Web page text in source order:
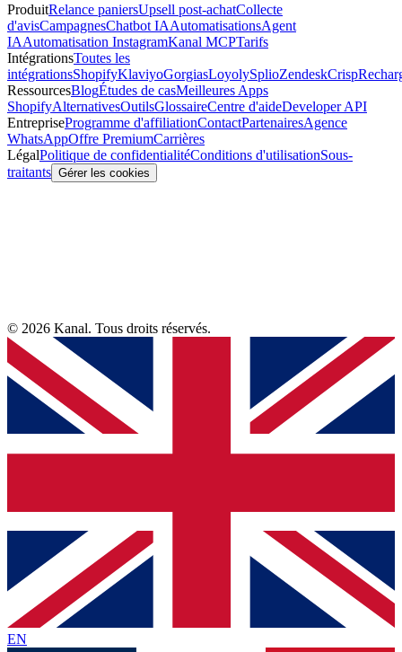
ProduitRelance paniersUpsell post-achatCollecte
d'avisCampagnesChatbot IAAutomatisationsAgent
IAAutomatisation InstagramKanal MCPTarifs
IntégrationsToutes les
intégrationsShopifyKlaviyoGorgiasLoyolySplioZendeskCrisp
RessourcesBlogÉtudes de casMeilleures Apps
ShopifyAlternativesOutilsGlossaireCentre d'aideDeveloper API
EntrepriseProgramme d'affiliationContactPartenairesAgence
WhatsAppOffre PremiumCarrières
LégalPolitique de confidentialitéConditions d'utilisationSous-
traitants Gérer les cookies
© 2026 Kanal. Tous droits réservés.
EN